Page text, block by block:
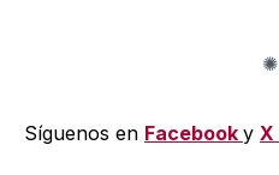
Síguenos en Facebook y X